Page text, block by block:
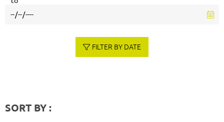
FILTER BY DATE
SORT BY :